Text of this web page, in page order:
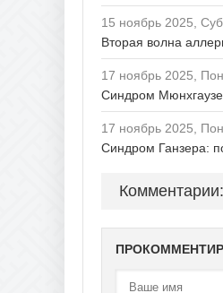
15 ноябрь 2025,
Вторая волна
17 ноябрь 2025,
Синдром
17 ноябрь 2025,
Синдром Ганзера:
Комментарии: